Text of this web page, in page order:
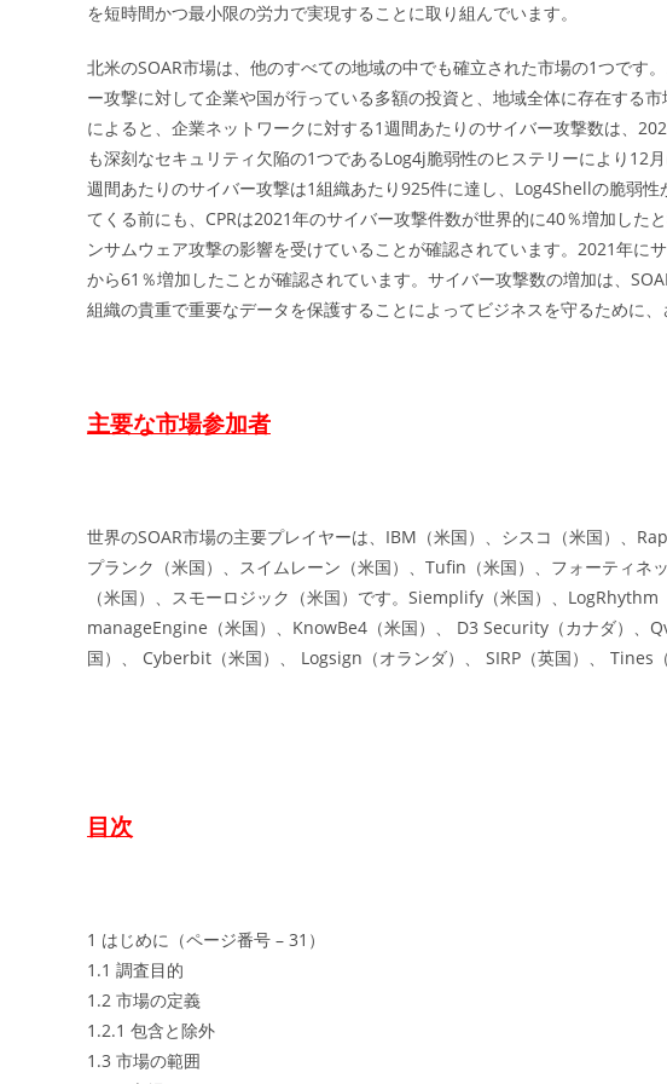
を短時間かつ最小限の労力で実現することに取り組んでいます。
北米のSOAR市場は、他のすべての地域の中でも確立された市場の1つです
ー攻撃に対して企業や国が行っている多額の投資と、地域全体に存在する
によると、企業ネットワークに対する1週間あたりのサイバー攻撃数は、
も深刻なセキュリティ欠陥の1つであるLog4j脆弱性のヒステリーにより12
週間あたりのサイバー攻撃は1組織あたり925件に達し、Log4Shellの脆弱
てくる前にも、CPRは2021年のサイバー攻撃件数が世界的に40％増加した
ンサムウェア攻撃の影響を受けていることが確認されています。2021年に
から61％増加したことが確認されています。サイバー攻撃数の増加は、
組織の貴重で重要なデータを保護することによってビジネスを守るために、
主要な市場参加者
世界のSOAR市場の主要プレイヤーは、IBM（米国）、シスコ（米国）、
プランク（米国）、スイムレーン（米国）、Tufin（米国）、フォーティ
（米国）、スモーロジック（米国）です。Siemplify（米国）、LogRhythm
manageEngine（米国）、KnowBe4（米国）、 D3 Security（カナダ）、
国）、 Cyberbit（米国）、 Logsign（オランダ）、 SIRP（英国）、 Tines
目次
1 はじめに（ページ番号 – 31）
1.1 調査目的
1.2 市場の定義
1.2.1 包含と除外
1.3 市場の範囲